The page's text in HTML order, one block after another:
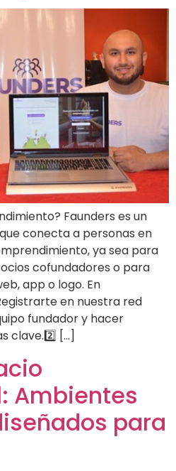
Faunders es un
conecta a personas en
ya sea para
cofundadores o para
app o logo. En
en nuestra red
fundador y hacer
clave.2️⃣ […]
Ambientes
para